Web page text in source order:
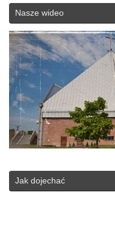
Nasze wideo
Jak dojechać